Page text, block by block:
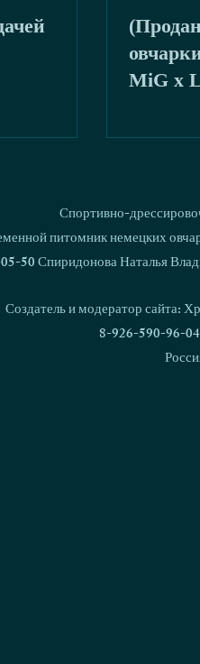
MiG x
Спортивно-
питомник немецких
50 Спиридонова Наталья
Создатель и модератор сайта:
8-926-590-96-